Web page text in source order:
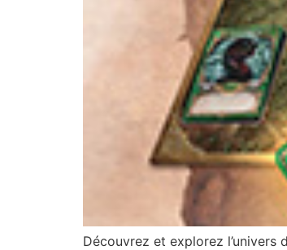
Découvrez et explorez